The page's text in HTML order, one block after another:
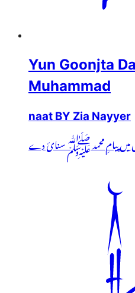
Yun Goonjta
Muhammad
naat BY Zia Nayyer
میں پیامِ محمد ﷺ سنائ دے